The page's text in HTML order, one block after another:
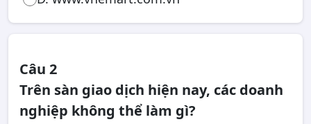
Câu 2
Trên sàn giao dịch hiện nay, các doanh
nghiệp không thể làm gì?